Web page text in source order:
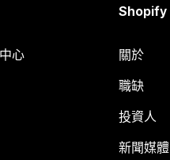
心
Shopify
關於
職缺
投資人
新聞媒體